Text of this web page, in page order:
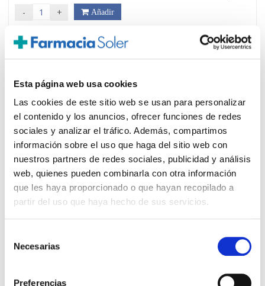
Esta página web usa cookies
Las cookies de este sitio web se usan para personalizar
el contenido y los anuncios, ofrecer funciones de redes
sociales y analizar el tráfico. Además, compartimos
información sobre el uso que haga del sitio web con
nuestros partners de redes sociales, publicidad y análisis
web, quienes pueden combinarla con otra información
que les haya proporcionado o que hayan recopilado a
partir del uso que haya hecho de sus servicios.
Necesarias
Preferencias
- + Añadir
PRECIO ESPECIAL
PACK COLPOFIX GEL VAGINAL SPRAY
95.70€
76,35€
+